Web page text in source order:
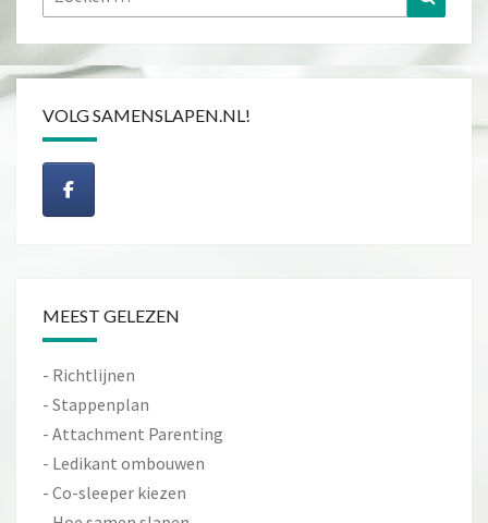
naar:
VOLG SAMENSLAPEN.NL!
MEEST GELEZEN
- Richtlijnen
- Stappenplan
- Attachment Parenting
- Ledikant ombouwen
- Co-sleeper kiezen